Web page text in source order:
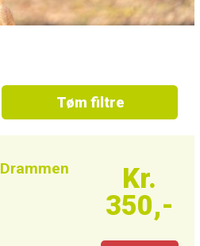
Tøm filtre
Drammen
Kr.
350,-